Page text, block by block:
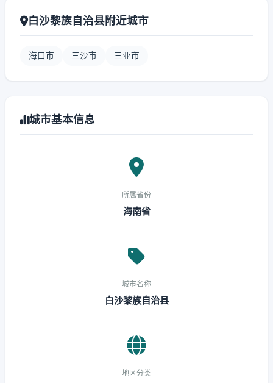
白沙黎族自治县附近城市
海口市 三沙市 三亚市
城市基本信息
所属省份
海南省
城市名称
白沙黎族自治县
地区分类